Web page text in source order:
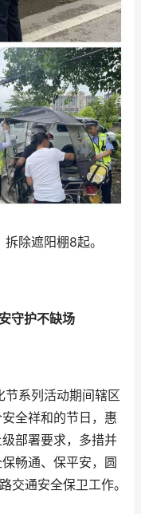
除遮阳棚8起。
守护不缺场
系列活动期间辖区
全祥和的节日，惠
部署要求，多措并
畅通、保平安，圆
交通安全保卫工作。